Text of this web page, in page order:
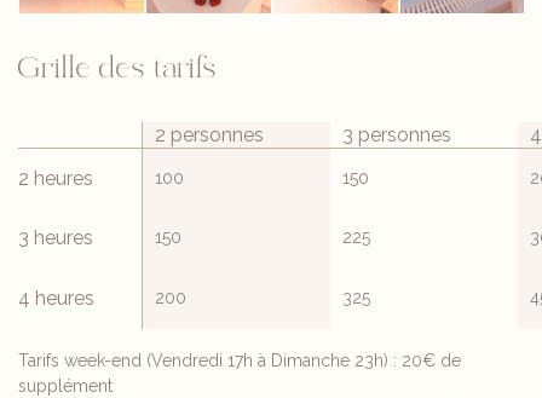
Grille des tarifs
2 personnes 3 personnes
2 heures
100 150
3 heures 150 225
4 heures 200 325
Tarifs week-end (Vendredi 17h à Dimanche 23h) : 20€ de
supplément